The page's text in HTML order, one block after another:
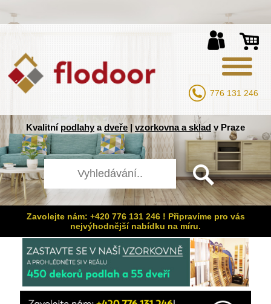
776 131 246
Kvalitní podlahyadveře| vzorkovna a sklad v Praze
Zavolejte nám: +420 776 131 246 ! Připravíme pro vás
nejvýhodnější nabídku na míru.